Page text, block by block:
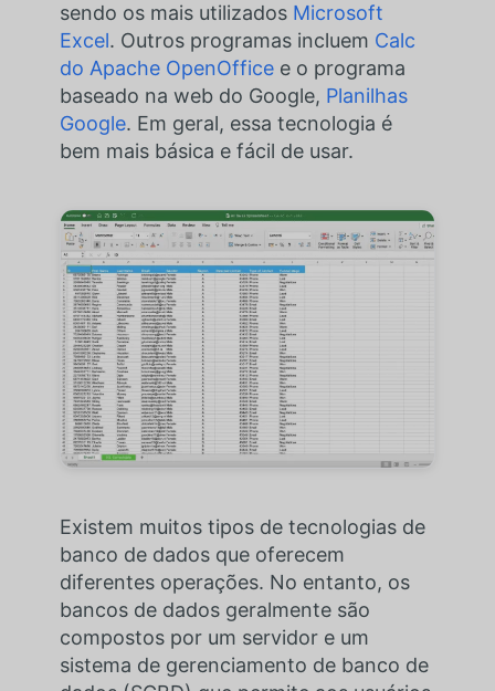
sendo os mais utilizados Microsoft
Excel. Outros programas incluem Calc
do Apache OpenOfficee o programa
baseado na web do Google, Planilhas
Google. Em geral, essa tecnologia é
bem mais básica e fácil de usar.
Existem muitos tipos de tecnologias de
banco de dados que oferecem
diferentes operações. No entanto, os
bancos de dados geralmente são
compostos por um servidor e um
sistema de gerenciamento de banco de